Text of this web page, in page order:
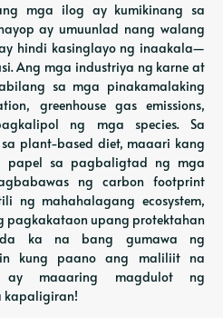
mga ilog ay kumikinang sa
ay umuunlad nang walang
hindi kasinglayo ng inaakala—
Ang mga industriya ng karne at
sa mga pinakamalaking
greenhouse gas emissions,
ng mga species. Sa
plant-based diet, maaari kang
papel sa pagbaligtad ng mga
ng carbon footprint
ng mahahalagang ecosystem,
pagkakataon upang protektahan
ka na bang gumawa ng
kung paano ang maliliit na
maaaring magdulot ng
kapaligiran!